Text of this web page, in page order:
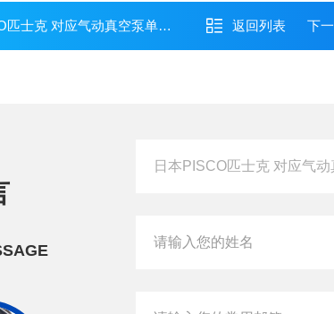
士克 对应气动真空泵单元VXPT 返回列表 下